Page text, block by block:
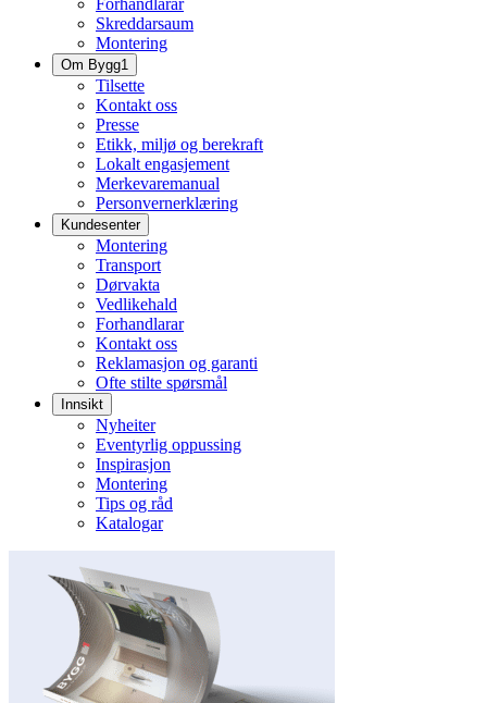
Forhandlarar
Skreddarsaum
Montering
Om Bygg1
Tilsette
Kontakt oss
Presse
Etikk, miljø og berekraft
Lokalt engasjement
Merkevaremanual
Personvernerklæring
Kundesenter
Montering
Transport
Dørvakta
Vedlikehald
Forhandlarar
Kontakt oss
Reklamasjon og garanti
Ofte stilte spørsmål
Innsikt
Nyheiter
Eventyrlig oppussing
Inspirasjon
Montering
Tips og råd
Katalogar